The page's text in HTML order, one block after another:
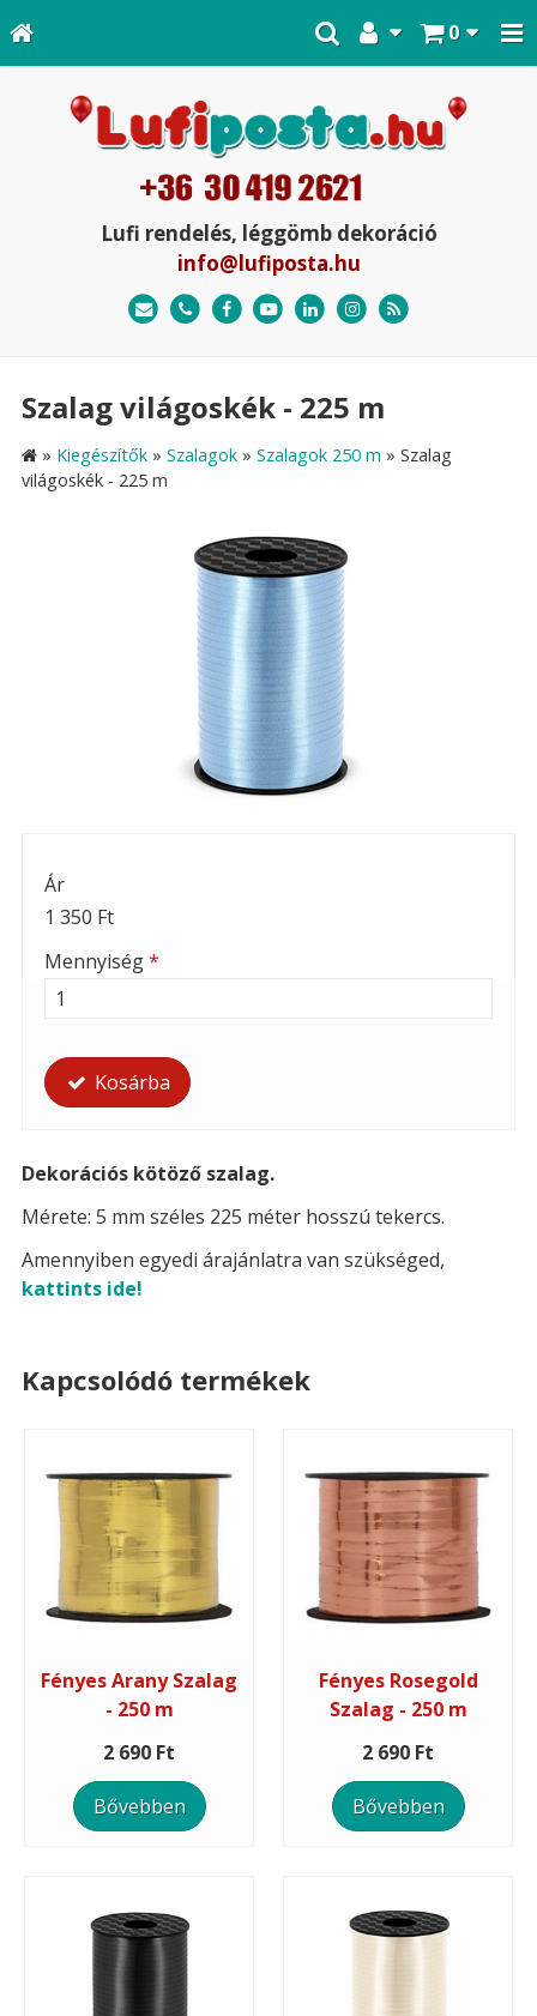
0
Lufi rendelés, léggömb dekoráció
info@lufiposta.hu
Szalag világoskék - 225 m
» Kiegészítők » Szalagok » Szalagok 250 m » Szalag
világoskék - 225 m
Ár
1 350 Ft
Mennyiség*
Kosárba
Dekorációs kötöző szalag.
Mérete: 5 mm széles 225 méter hosszú tekercs.
Amennyiben egyedi árajánlatra van szükséged,
kattints ide!
Kapcsolódó termékek
Fényes Arany Szalag
- 250 m
2 690 Ft
Bővebben
Fényes Rosegold
Szalag - 250 m
2 690 Ft
Bővebben